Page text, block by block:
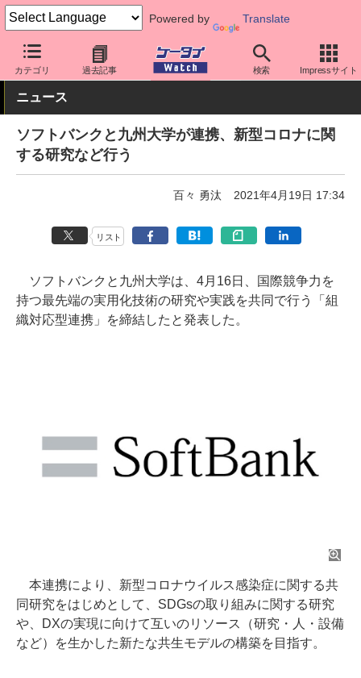
Powered by Translate
カテゴリ 過去記事 検索 Impressサイト
ケータイ Watch キャリア ソフトバンク
ニュース
ソフトバンクと九州大学が連携、新型コロナに関
する研究など行う
百々 勇汰 2021年4月19日 17:34
リスト
ソフトバンクと九州大学は、4月16日、国際競争力を
持つ最先端の実用化技術の研究や実践を共同で行う「組
織対応型連携」を締結したと発表した。
本連携により、新型コロナウイルス感染症に関する共
同研究をはじめとして、SDGsの取り組みに関する研究
や、DXの実現に向けて互いのリソース（研究・人・設備
など）を生かした新たな共生モデルの構築を目指す。